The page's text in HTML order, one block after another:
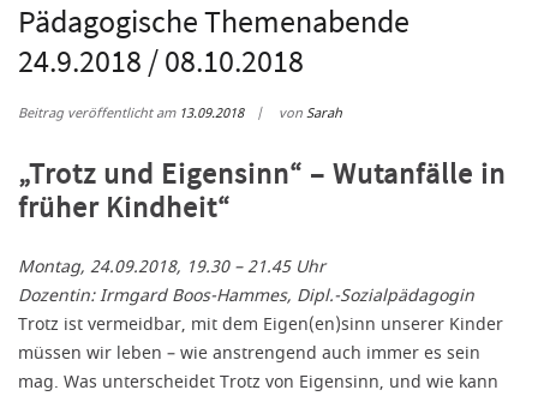
Pädagogische Themenabende
24.9.2018 / 08.10.2018
Beitrag veröffentlicht am 13.09.2018 vonSarah
„Trotz und Eigensinn“ – Wutanfälle in
früher Kindheit“
Montag, 24.09.2018, 19.30 – 21.45 Uhr
Dozentin: Irmgard Boos-Hammes, Dipl.-Sozialpädagogin
Trotz ist vermeidbar, mit dem Eigen(en)sinn unserer Kinder
müssen wir leben – wie anstrengend auch immer es sein
mag. Was unterscheidet Trotz von Eigensinn, und wie kann